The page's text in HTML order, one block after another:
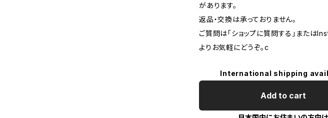
があります。
返品・交換は承っておりません。
ご質問は「ショップに質問する」または
よりお気軽にどうぞ。c
International shipping
Add to cart